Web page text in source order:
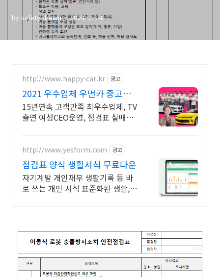
by safety dream 2024. 2. 14.
http://www.happy-car.kr 광고
2021 우수업체 우먼카 중고차
는 최우수모범업체에서!
15년연속 고객만족 최우수업체, TV
출연 여성CEO운영, 점검표 실매물
지"
http://www.yesform.com 광고
점검표 양식 생활서식 무료다운
자기계발 개인재무 생활기록 등 바
로 쓰는 개인 서식 표준화된 생활,법